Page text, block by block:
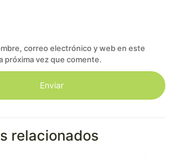
correo electrónico y web en este
próxima vez que comente.
relacionados